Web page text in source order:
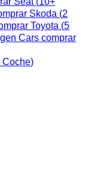
Skoda (2
Toyota (5
Coche)